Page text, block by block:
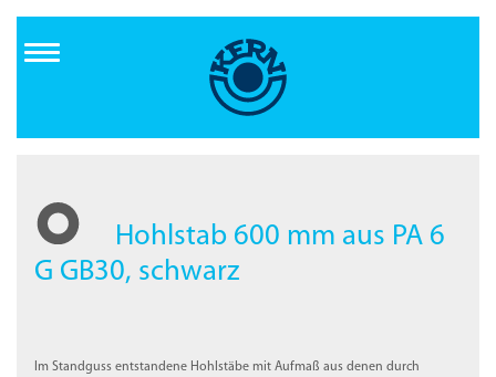
Inhalt
Hohlstab 600 mm aus PA 6
G GB30, schwarz
Im Standguss entstandene Hohlstäbe mit Aufmaß aus denen durch